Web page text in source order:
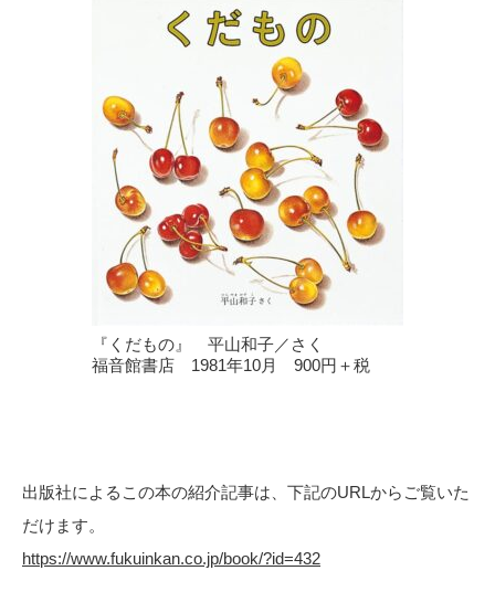
『くだもの』 平山和子／さく
福音館書店
1981年10月 900円＋税
出版社によるこの本の紹介記事は、下記のURLからご覧いた
だけます。
https://www.fukuinkan.co.jp/book/?id=432